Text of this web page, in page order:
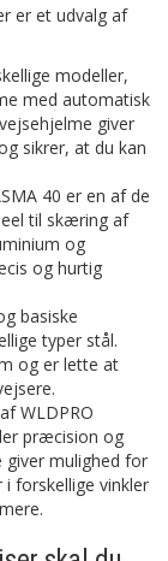
er et udvalg af
modeller,
med automatisk
giver
sikrer, at du kan
40 er en af de
til skæring af
og
og hurtig
basiske
typer stål.
og er lette at
WLDPRO
præcision og
giver mulighed for
forskellige vinkler